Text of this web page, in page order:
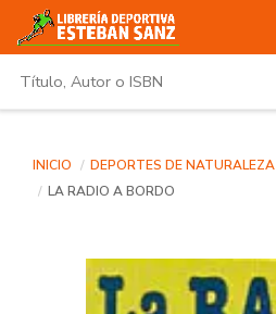
INICIO DEPORTES DE NATURALEZA
LA RADIO A BORDO